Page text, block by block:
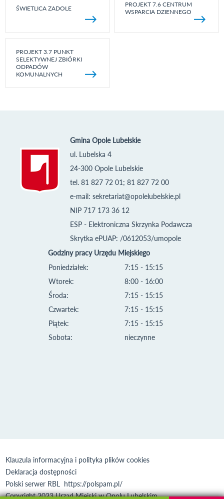
ŚWIETLICA ZADOLE
PROJEKT 7.6 CENTRUM
WSPARCIA DZIENNEGO
PROJEKT 3.7 PUNKT
SELEKTYWNEJ ZBIÓRKI
ODPADÓW
KOMUNALNYCH
Gmina Opole Lubelskie
ul. Lubelska 4
24-300 Opole Lubelskie
tel. 81 827 72 01; 81 827 72 00
e-mail: sekretariat@opolelubelskie.pl
NIP 717 173 36 12
ESP - Elektroniczna Skrzynka Podawcza
Skrytka ePUAP: /0612053/umopole
Godziny pracy Urzędu Miejskiego
Poniedziałek:
Wtorek:
Środa:
Czwartek:
Piątek:
Sobota:
7:15 - 15:15
8:00 - 16:00
7:15 - 15:15
7:15 - 15:15
7:15 - 15:15
nieczynne
Klauzula informacyjna i polityka plików cookies
Deklaracja dostępności
Polski serwer RBL https://polspam.pl/
Copyright 2023 Urząd Miejski w Opolu Lubelskim